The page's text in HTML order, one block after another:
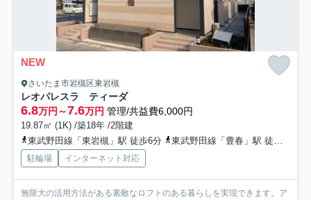
NEW
さいたま市岩槻区東岩槻
レオパレスラ ティーダ
6.8万円～7.6万円 管理/共益費6,000円
19.87㎡ (1K) /築18年 /2階建
東武野田線「東岩槻」駅 徒歩6分
東武野田線「豊春」駅 徒歩17分
駐輪場 インターネット対応
無限大の活用方法がある素敵なロフトのある暮らしを実現できます。ア